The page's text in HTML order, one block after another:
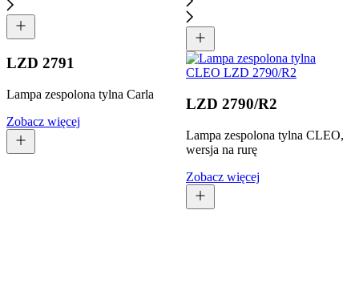
LZD 2791
Lampa zespolona tylna Carla
Zobacz więcej
LZD 2790/R2
Lampa zespolona tylna CLEO,
wersja na rurę
Zobacz więcej